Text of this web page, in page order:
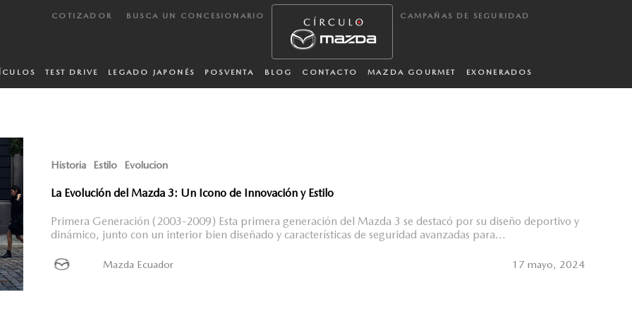
COTIZADOR BUSCA UN CONCESIONARIO CAMPAÑAS DE SEGURIDAD
TEST DRIVE LEGADO JAPONÉS POSVENTA BLOG CONTACTO MAZDA GOURMET EXONERADOS
Historia Estilo Evolucion
La Evolución del Mazda 3: Un Icono de Innovación y Estilo
Primera Generación (2003-2009) Esta primera generación del Mazda 3 se destacó por su diseño deportivo y
dinámico, junto con un interior bien diseñado y características de seguridad avanzadas para...
Mazda Ecuador 17 mayo, 2024